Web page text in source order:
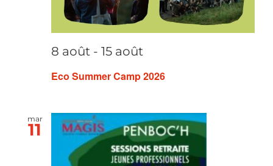
Eco Summer Camp 2026
8 août - 15 août
mar
11